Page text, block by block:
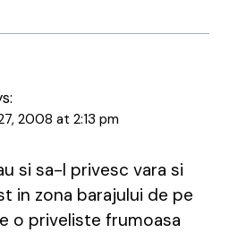
2008 at 2:13 pm
si sa-l privesc vara si
in zona barajului de pe
o priveliste frumoasa